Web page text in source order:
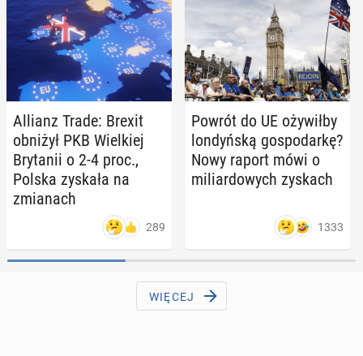
Allianz Trade: Brexit
obniżył PKB Wiel­kiej
Bry­ta­nii o 2-4 proc.,
Polska zyskała na
zmia­nach
289
Powrót do UE oży­wił­by
lon­dyń­ską go­spo­dar­kę?
Nowy raport mówi o
mi­liar­do­wych zyskach
1333
WIĘCEJ